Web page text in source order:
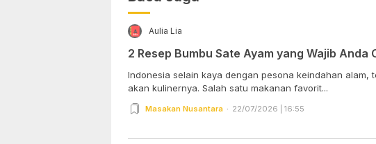
Aulia Lia
2 Resep Bumbu Sate Ayam yang Wajib Anda
Indonesia selain kaya dengan pesona keindahan alam,
akan kulinernya. Salah satu makanan favorit...
Masakan Nusantara 22/07/2026 | 16:55